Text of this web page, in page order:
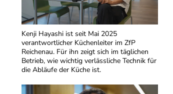
Kenji Hayashi ist seit Mai 2025
verantwortlicher Küchenleiter im ZfP
Reichenau. Für ihn zeigt sich im täglichen
Betrieb, wie wichtig verlässliche Technik für
die Abläufe der Küche ist.